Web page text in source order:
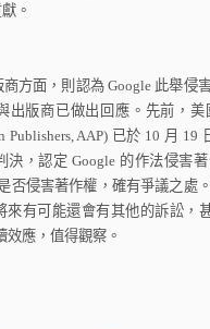
。
方面，則認為Google 此舉侵
出版商已做出回應。先前，美
Publishers, AAP) 已於 10 月 19
決，認定 Google 的作法侵害
否侵害著作權，確有爭議之處
來有可能還會有其他的訴訟，
效應，值得觀察。